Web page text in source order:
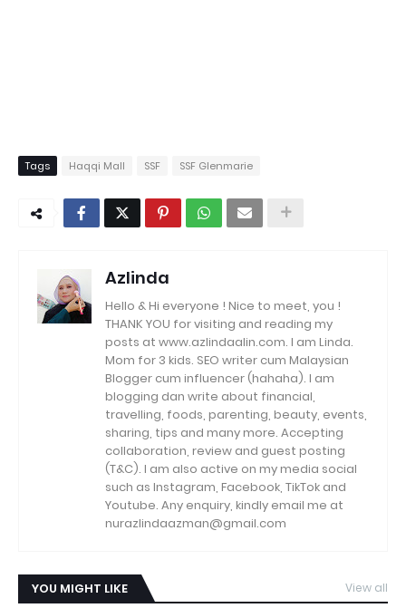
Tags Haqqi Mall SSF SSF Glenmarie
Azlinda
Hello & Hi everyone ! Nice to meet, you !
THANK YOU for visiting and reading my
posts at www.azlindaalin.com. I am Linda.
Mom for 3 kids. SEO writer cum Malaysian
Blogger cum influencer (hahaha). I am
blogging dan write about financial,
travelling, foods, parenting, beauty, events,
sharing, tips and many more. Accepting
collaboration, review and guest posting
(T&C). I am also active on my media social
such as Instagram, Facebook, TikTok and
Youtube. Any enquiry, kindly email me at
nurazlindaazman@gmail.com
YOU MIGHT LIKE View all